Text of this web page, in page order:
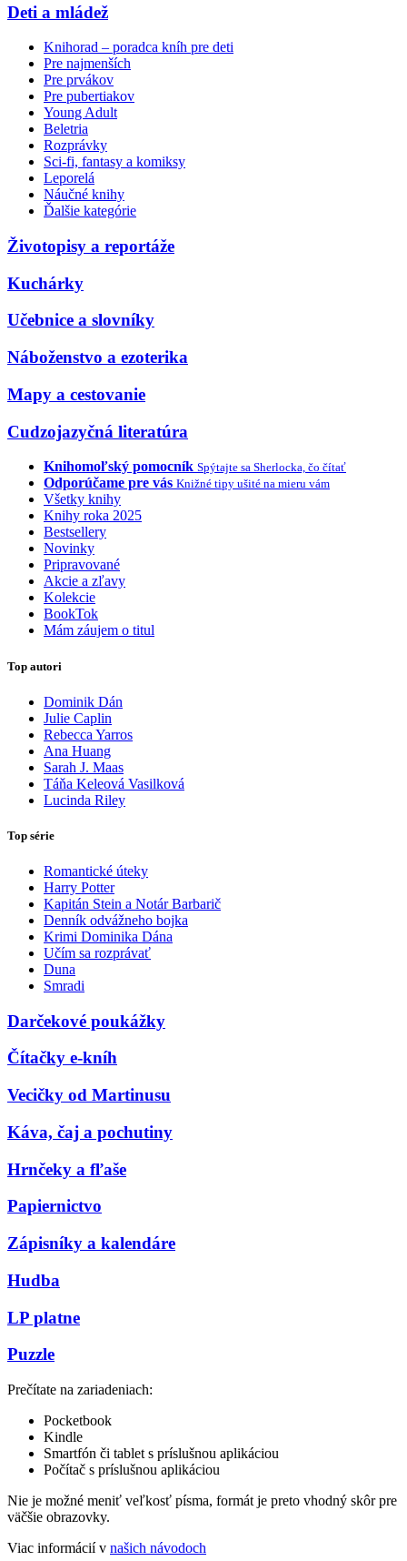
Deti a mládež
Knihorad – poradca kníh pre deti
Pre najmenších
Pre prvákov
Pre pubertiakov
Young Adult
Beletria
Rozprávky
Sci-fi, fantasy a komiksy
Leporelá
Náučné knihy
Ďalšie kategórie
Životopisy a reportáže
Kuchárky
Učebnice a slovníky
Náboženstvo a ezoterika
Mapy a cestovanie
Cudzojazyčná literatúra
Knihomoľský pomocník Spýtajte sa Sherlocka, čo čítať
Odporúčame pre vás Knižné tipy ušité na mieru vám
Všetky knihy
Knihy roka 2025
Bestsellery
Novinky
Pripravované
Akcie a zľavy
Kolekcie
BookTok
Mám záujem o titul
Top autori
Dominik Dán
Julie Caplin
Rebecca Yarros
Ana Huang
Sarah J. Maas
Táňa Keleová Vasilková
Lucinda Riley
Top série
Romantické úteky
Harry Potter
Kapitán Stein a Notár Barbarič
Denník odvážneho bojka
Krimi Dominika Dána
Učím sa rozprávať
Duna
Smradi
Darčekové poukážky
Čítačky e-kníh
Vecičky od Martinusu
Káva, čaj a pochutiny
Hrnčeky a fľaše
Papiernictvo
Zápisníky a kalendáre
Hudba
LP platne
Puzzle
Prečítate na zariadeniach:
Pocketbook
Kindle
Smartfón či tablet s príslušnou aplikáciou
Počítač s príslušnou aplikáciou
Nie je možné meniť veľkosť písma, formát je preto vhodný skôr pre
väčšie obrazovky.
Viac informácií v našich návodoch